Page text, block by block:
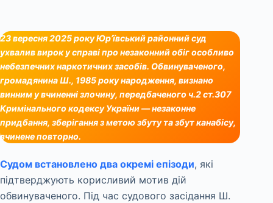
23 вересня 2025 року Юр’ївський районний суд
ухвалив вирок у справі про незаконний обіг особливо
небезпечних наркотичних засобів. Обвинуваченого,
громадянина Ш., 1985 року народження, визнано
винним у вчиненні злочину, передбаченого ч.2 ст.307
Кримінального кодексу України — незаконне
придбання, зберігання з метою збуту та збут канабісу,
вчинене повторно.
Судом встановлено два окремі епізоди, які
підтверджують корисливий мотив дій
обвинуваченого. Під час судового засідання Ш.